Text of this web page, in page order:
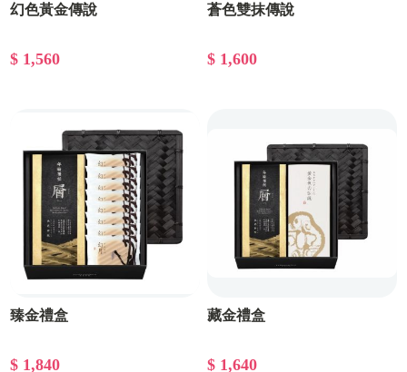
幻色黃金傳說
$ 1,560
蒼色雙抹傳說
$ 1,600
臻金禮盒
$ 1,840
藏金禮盒
$ 1,640